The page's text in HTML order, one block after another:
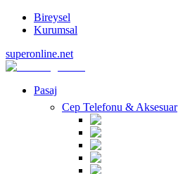
Bireysel
Kurumsal
superonline.net
Pasaj
Cep Telefonu & Aksesuar